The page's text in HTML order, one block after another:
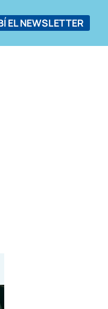
EL NEWSLETTER